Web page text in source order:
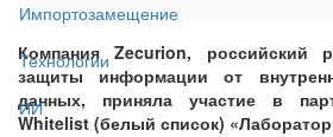
Импортозамещение
Технологии
ИИ
Компания Zecurion, российский
защиты информации от
данных, приняла участие в
Whitelist (белый список)